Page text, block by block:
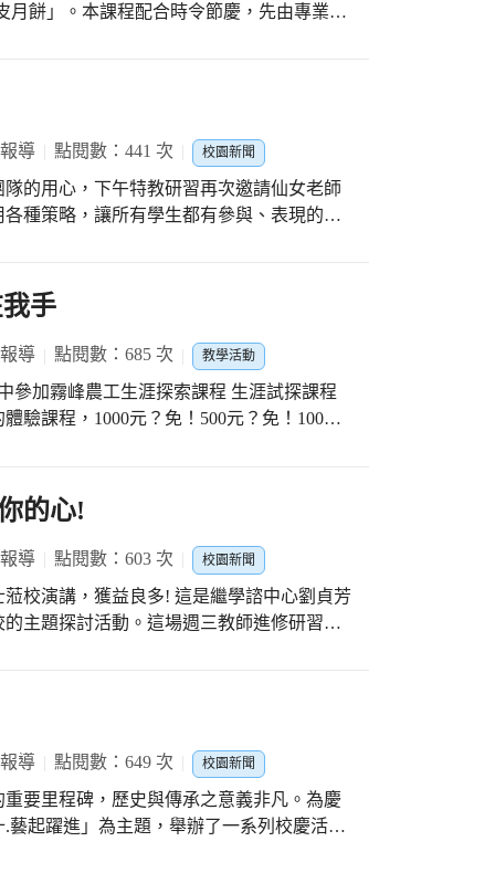
月餅」。本課程配合時令節慶，先由專業營
導 點閱數：441 次 校園新聞
的用心，下午特教研習再次邀請仙女老師
種策略，讓所有學生都有參與、表現的機
手
導 點閱數：685 次 教學活動
驗課程，1000元？免！500元？免！100
技團的團員，光是這樣的經歷，就讓人眼
練習」與「換裝輪胎」兩項，體驗的學生
麼有那麼多破洞可以補，在老師的指導與
，都體驗到此生第一次的補汽車輪胎，講
雖然台灣交通方便，到處都有修車廠，不
，或者學會補胎的方法，在需要的時候，
科」，在燠熱的場地中，新光的孩子分組
知米價的新光孩子，手有痠到與累到，在
進烤箱，再等待烤箱烤熟的過程中，新光
完成者，還有品嚐到老師準備的真材實料
的心!
導 點閱數：603 次 校園新聞
校演講，獲益良多! 這是繼學諮中心劉貞芳
主題探討活動。這場週三教師進修研習蔡
壯大自己才能幫助他人。 本次探討主
的正向能量，是發揮有效親師溝通與輔導
殺防治守門人 『1問、2應、3轉介』的竅
向思考，發揮高度的敏銳覺察力，就能在
挽救的遺憾。 輔導許主任感恩地表式:沒有
在哪裡，快樂做自己，一起迎向陽光」。
導 點閱數：649 次 校園新聞
要里程碑，歷史與傳承之意義非凡。為慶
起躍進」為主題，舉辦了一系列校慶活